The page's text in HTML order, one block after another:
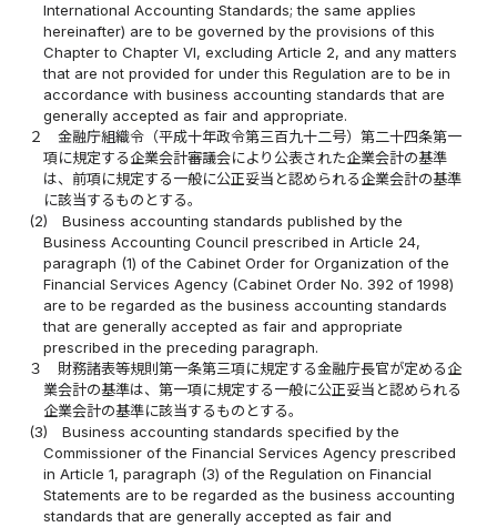
International Accounting Standards; the same applies
hereinafter) are to be governed by the provisions of this
Chapter to Chapter VI, excluding Article 2, and any matters
that are not provided for under this Regulation are to be in
accordance with business accounting standards that are
generally accepted as fair and appropriate.
２
金融庁組織令（平成十年政令第三百九十二号）第二十四条第一
項に規定する企業会計審議会により公表された企業会計の基準
は、前項に規定する一般に公正妥当と認められる企業会計の基準
に該当するものとする。
(2)
Business accounting standards published by the
Business Accounting Council prescribed in Article 24,
paragraph (1) of the Cabinet Order for Organization of the
Financial Services Agency (Cabinet Order No. 392 of 1998)
are to be regarded as the business accounting standards
that are generally accepted as fair and appropriate
prescribed in the preceding paragraph.
３
財務諸表等規則第一条第三項に規定する金融庁長官が定める企
業会計の基準は、第一項に規定する一般に公正妥当と認められる
企業会計の基準に該当するものとする。
(3)
Business accounting standards specified by the
Commissioner of the Financial Services Agency prescribed
in Article 1, paragraph (3) of the Regulation on Financial
Statements are to be regarded as the business accounting
standards that are generally accepted as fair and